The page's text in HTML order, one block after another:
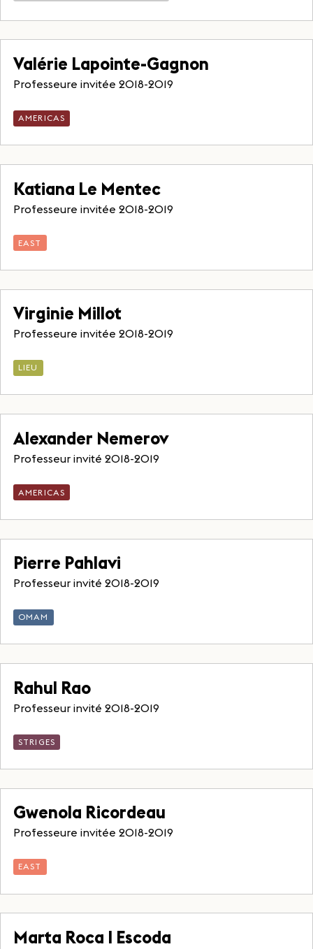
Valérie Lapointe-Gagnon
Professeure invitée 2018-2019
AMERICAS
Katiana Le Mentec
Professeure invitée 2018-2019
EAST
Virginie Millot
Professeure invitée 2018-2019
LIEU
Alexander Nemerov
Professeur invité 2018-2019
AMERICAS
Pierre Pahlavi
Professeur invité 2018-2019
OMAM
Rahul Rao
Professeur invité 2018-2019
STRIGES
Gwenola Ricordeau
Professeure invitée 2018-2019
EAST
Marta Roca I Escoda